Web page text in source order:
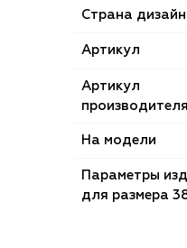
Страна
Артикул
Артикул
производителя
На модели
Параметры
для размера